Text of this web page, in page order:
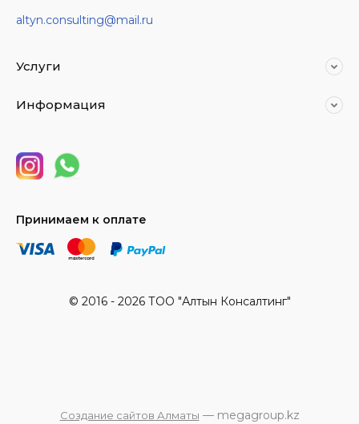
altyn.consulting@mail.ru
Услуги
Информация
Принимаем к оплате
© 2016 - 2026 ТОО "Алтын Консалтинг"
Создание сайтов Алматы — megagroup.kz